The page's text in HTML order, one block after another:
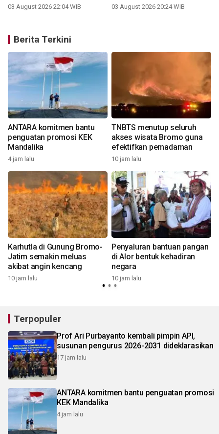
03 August 2026 22:04 WIB 03 August 2026 20:24 WIB
Berita Terkini
ANTARA komitmen bantu
penguatan promosi KEK
Mandalika
4 jam lalu
TNBTS menutup seluruh
akses wisata Bromo guna
efektifkan pemadaman
10 jam lalu
Karhutla di Gunung Bromo-
Jatim semakin meluas
akibat angin kencang
10 jam lalu
Penyaluran bantuan pangan
di Alor bentuk kehadiran
negara
10 jam lalu
Terpopuler
Prof Ari Purbayanto kembali pimpin API,
susunan pengurus 2026-2031 dideklarasikan
17 jam lalu
ANTARA komitmen bantu penguatan promosi
KEK Mandalika
4 jam lalu